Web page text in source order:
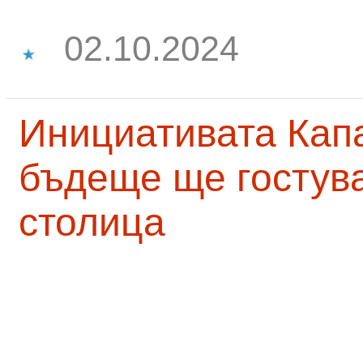
02.10.2024
Инициативата
бъдеще ще
столица